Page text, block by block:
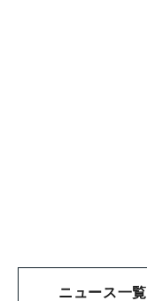
ニュース一覧